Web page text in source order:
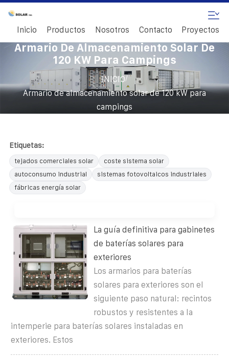
Inicio Productos Nosotros Contacto Proyectos
Armario De Almacenamiento Solar De
120 KW Para Campings
INICIO/
Armario de almacenamiento solar de 120 kW para
campings
Etiquetas:
tejados comerciales solar
coste sistema solar
autoconsumo industrial
sistemas fotovoltaicos industriales
fábricas energía solar
La guía definitiva para gabinetes
de baterías solares para
exteriores
Los armarios para baterías
solares para exteriores son el
siguiente paso natural: recintos
robustos y resistentes a la
intemperie para baterías solares instaladas en
exteriores. Estos